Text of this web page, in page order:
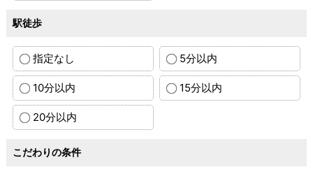
駅徒歩
指定なし 5分以内
10分以内 15分以内
20分以内
こだわりの条件